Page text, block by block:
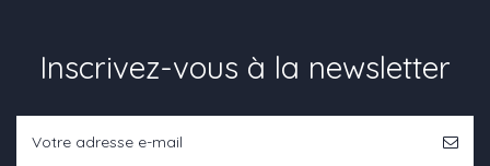
Inscrivez-vous à la newsletter